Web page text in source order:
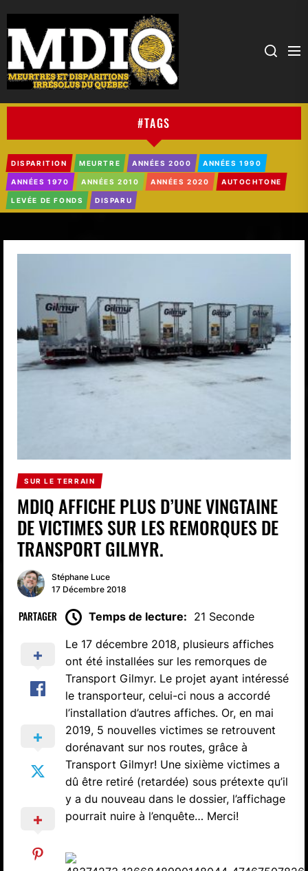
#TAGS
DISPARITION MEURTRE ANNÉES 2000 ANNÉES 1990
ANNÉES 1970 ANNÉES 2010 ANNÉES 2020 AUTOCHTONE
LEVÉE DE FONDS DISPARU
SUR LE TERRAIN
MDIQ AFFICHE PLUS D’UNE VINGTAINE
DE VICTIMES SUR LES REMORQUES DE
TRANSPORT GILMYR.
Stéphane Luce
17 Décembre 2018
PARTAGER Temps de lecture: 21 Seconde
Le 17 décembre 2018, plusieurs affiches
ont été installées sur les remorques de
Transport Gilmyr. Le projet ayant intéressé
le transporteur, celui-ci nous a accordé
l’installation d’autres affiches. Or, en mai
2019, 5 nouvelles victimes se retrouvent
dorénavant sur nos routes, grâce à
Transport Gilmyr! Une sixième victimes a
dû être retiré (retardée) sous prétexte qu’il
y a du nouveau dans le dossier, l’affichage
pourrait nuire à l’enquête… Merci!